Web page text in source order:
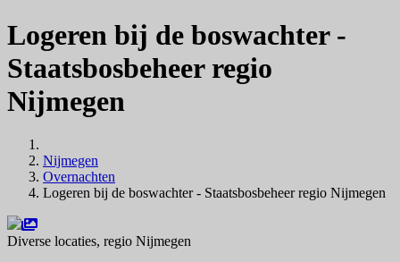
Logeren bij de boswachter -
Staatsbosbeheer regio
Nijmegen
Nijmegen
Overnachten
Logeren bij de boswachter - Staatsbosbeheer regio Nijmegen
Diverse locaties, regio Nijmegen